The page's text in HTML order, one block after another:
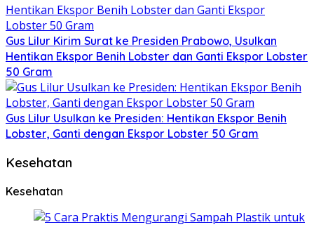
Gus Lilur Kirim Surat ke Presiden Prabowo, Usulkan
Hentikan Ekspor Benih Lobster dan Ganti Ekspor Lobster
50 Gram
Gus Lilur Usulkan ke Presiden: Hentikan Ekspor Benih
Lobster, Ganti dengan Ekspor Lobster 50 Gram
Kesehatan
Kesehatan